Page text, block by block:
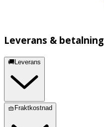
Leverans & betalning
🚚Leverans
🧺Fraktkostnad